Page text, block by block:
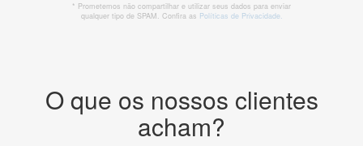
* Prometemos não compartilhar e utilizar seus dados para enviar
qualquer tipo de SPAM. Confira as Políticas de Privacidade.
O que os nossos clientes
acham?